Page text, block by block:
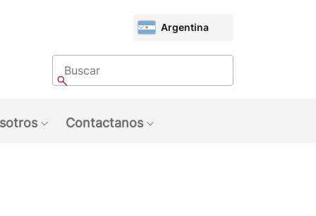
CHOOSE
MARKET
Argentina
Buscar
Buscar
Contactanos